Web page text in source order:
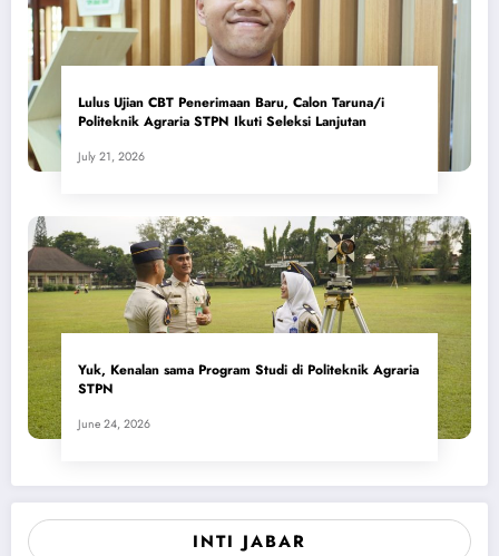
Lulus Ujian CBT Penerimaan Baru, Calon Taruna/i
Politeknik Agraria STPN Ikuti Seleksi Lanjutan
July 21, 2026
Yuk, Kenalan sama Program Studi di Politeknik Agraria
STPN
June 24, 2026
INTI JABAR